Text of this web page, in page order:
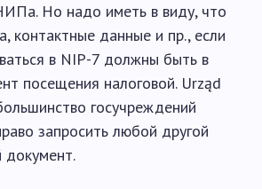
Но надо иметь в виду, что
контактные данные и пр., если
в NIP-7 должны быть в
посещения налоговой. Urząd
госучреждений
запросить любой другой
документ.